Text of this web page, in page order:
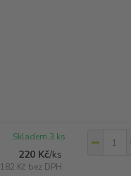
220 Kč/ks
182 Kč bez DPH
Skladem 3 ks